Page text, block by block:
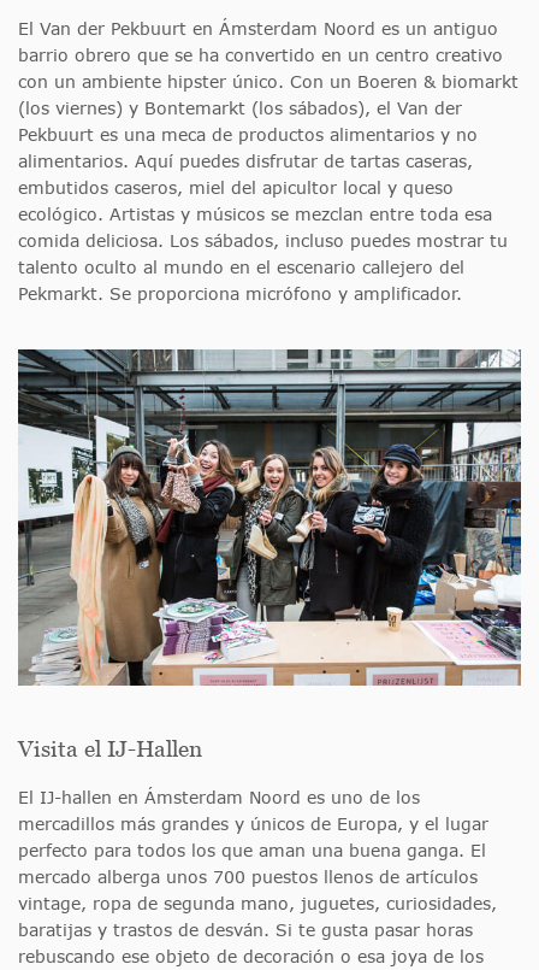
El Van der Pekbuurt en Ámsterdam Noord es un antiguo
barrio obrero que se ha convertido en un centro creativo
con un ambiente hipster único. Con un Boeren & biomarkt
(los viernes) y Bontemarkt (los sábados), el Van der
Pekbuurt es una meca de productos alimentarios y no
alimentarios. Aquí puedes disfrutar de tartas caseras,
embutidos caseros, miel del apicultor local y queso
ecológico. Artistas y músicos se mezclan entre toda esa
comida deliciosa. Los sábados, incluso puedes mostrar tu
talento oculto al mundo en el escenario callejero del
Pekmarkt. Se proporciona micrófono y amplificador.
Visita el IJ-Hallen
El IJ-hallen en Ámsterdam Noord es uno de los
mercadillos más grandes y únicos de Europa, y el lugar
perfecto para todos los que aman una buena ganga. El
mercado alberga unos 700 puestos llenos de artículos
vintage, ropa de segunda mano, juguetes, curiosidades,
baratijas y trastos de desván. Si te gusta pasar horas
rebuscando ese objeto de decoración o esa joya de los